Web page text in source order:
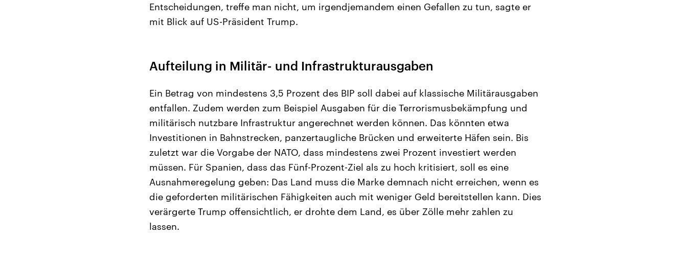
Entscheidungen, treffe man nicht, um irgendjemandem einen Gefallen zu tun, sagte er
mit Blick auf US-Präsident Trump.
Aufteilung in Militär- und Infrastrukturausgaben
Ein Betrag von mindestens 3,5 Prozent des BIP soll dabei auf klassische Militärausgaben
entfallen. Zudem werden zum Beispiel Ausgaben für die Terrorismusbekämpfung und
militärisch nutzbare Infrastruktur angerechnet werden können. Das könnten etwa
Investitionen in Bahnstrecken, panzertaugliche Brücken und erweiterte Häfen sein. Bis
zuletzt war die Vorgabe der NATO, dass mindestens zwei Prozent investiert werden
müssen. Für Spanien, dass das Fünf-Prozent-Ziel als zu hoch kritisiert, soll es eine
Ausnahmeregelung geben: Das Land muss die Marke demnach nicht erreichen, wenn es
die geforderten militärischen Fähigkeiten auch mit weniger Geld bereitstellen kann. Dies
verärgerte Trump offensichtlich, er drohte dem Land, es über Zölle mehr zahlen zu
lassen.